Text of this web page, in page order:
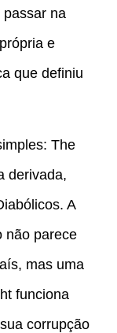
passar na
e
que definiu
The
derivada,
A
não parece
mas uma
funciona
corrupção